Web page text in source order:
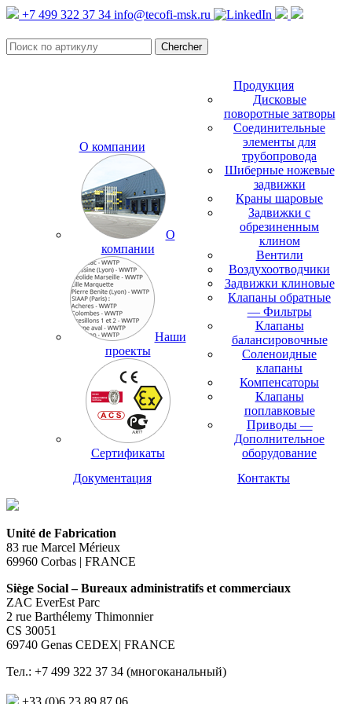
+7 499 322 37 34 info@tecofi-msk.ru
О компании
О
компании
Наши
проекты
Сертификаты
Продукция
Дисковые
поворотные затворы
Соединительные
элементы для
трубопровода
Шиберные ножевые
задвижки
Краны шаровые
Задвижки с
обрезиненным
клином
Вентили
Воздухоотводчики
Задвижки клиновые
Клапаны обратные
— Фильтры
Клапаны
балансировочные
Соленоидные
клапаны
Компенсаторы
Клапаны
поплавковые
Приводы —
Дополнительное
оборудование
Документация
Контакты
Unité de Fabrication
83 rue Marcel Mérieux
69960 Corbas | FRANCE
Siège Social – Bureaux administratifs et commerciaux
ZAC EverEst Parc
2 rue Barthélemy Thimonnier
CS 30051
69740 Genas CEDEX| FRANCE
Тел.: +7 499 322 37 34 (многоканальный)
+33 (0)6 23 89 87 06